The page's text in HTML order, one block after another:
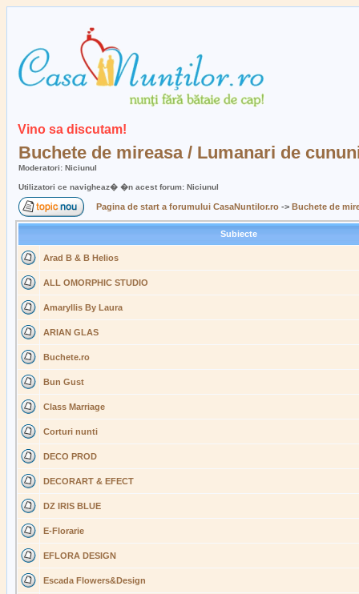
Vino sa discutam!
Buchete de mireasa / Lumanari de
Moderatori: Niciunul
Utilizatori ce navigheaz� �n acest forum: Niciunul
Pagina de start a forumului CasaNuntilor.ro -> Buchete de
Subiecte
Arad B & B Helios
ALL OMORPHIC STUDIO
Amaryllis By Laura
ARIAN GLAS
Buchete.ro
Bun Gust
Class Marriage
Corturi nunti
DECO PROD
DECORART & EFECT
DZ IRIS BLUE
E-Florarie
EFLORA DESIGN
Escada Flowers&Design